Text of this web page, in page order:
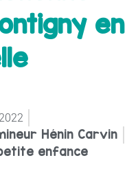
en
Hénin Carvin
enfance